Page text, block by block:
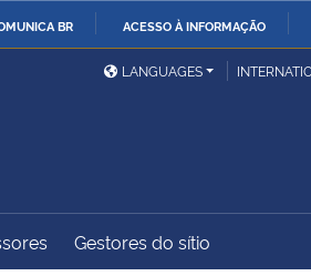
BR ACESSO À INFORMAÇÃO
Ministério das Relações
Exteriores
Controladoria-Geral da
LANGUAGES
Gestores do sítio